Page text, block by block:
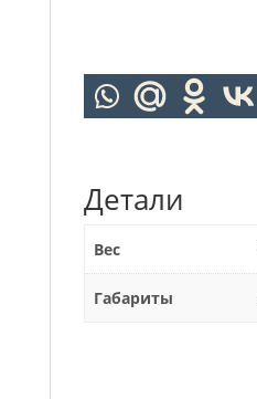
Детали
Вес
Габариты